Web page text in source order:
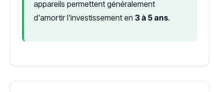
appareils permettent généralement
d'amortir l'investissement en 3 à 5 ans.